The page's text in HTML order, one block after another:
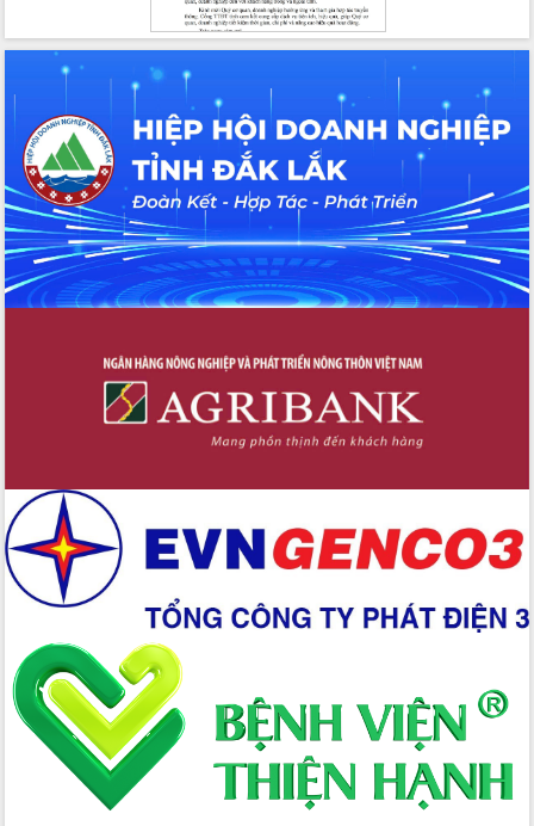
Kỳ họp Chuyên đề lần thứ Năm, HĐND
tỉnh Đắk Lắk thông qua các nghị quyết
quan trọng
Thống nhất danh sách giới thiệu ứng
cử đại biểu Quốc hội khoá XVI và đại
biểu HĐND tỉnh Đắk Lắk, nhiệm kỳ
2026-2031
Phát động hai phong trào thi đua quan
trọng trong kỷ nguyên mới
Hội nghị lần thứ tư Ban Chỉ đạo công
tác bầu cử tỉnh Đắk Lắk
Hội nghị Báo cáo viên Trung ương
Phó Thủ tướng Hồ Quốc Dũng đánh giá
cao kết quả Chiến dịch Quang Trung
Hội nghị Ban Chấp hành Đảng bộ tỉnh
Tập trung giải phóng mặt bằng, đẩy
nhanh tiến độ Tuyến đường bộ ven
biển
Gỡ khó, khởi công xây dựng, sửa chữa
toàn bộ nhà ở cho hộ dân đúng tiến độ
UBND tỉnh Đắk Lắk tổng kết công tác
quốc phòng, quân sự địa phương năm
2025
Tập trung triển khai quyết liệt, đồng bộ
các giải pháp nhằm thực hiện hiệu quả
các nhiệm vụ đề ra năm 2025
Phát huy vai trò của người có uy tín